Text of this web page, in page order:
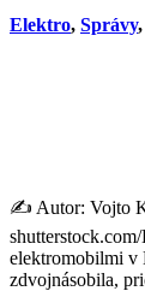
Elektro, Správy,
✍️ Autor: Vojto
elektromobilmi v
zdvojnásobila,